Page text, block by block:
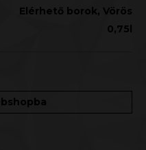
Elérhető borok, Vörös
0,75l